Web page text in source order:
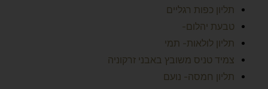
תליון כפות רגליים
טבעת יהלום-
תליון לולאות- תמי
צמיד טניס משובץ באבני זרקוניה
תליון חמסה- נועם